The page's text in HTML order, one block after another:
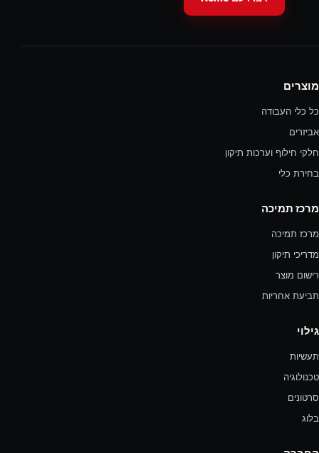
מוצרים
כל כלי העבודה
אביזרים
חלקי חילוף וערכות תיקון
בחירת כלי
מרכז תמיכה
מרכז תמיכה
מדריכי תיקון
רישום מוצר
תביעת אחריות
גילוי
תעשיות
טכנולוגיה
סרטונים
בלוג